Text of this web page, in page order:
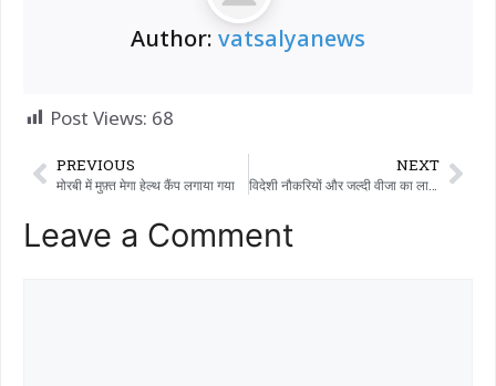
Author: vatsalyanews
Post Views: 68
PREVIOUS
मोरबी में मुफ़्त मेगा हेल्थ कैंप लगाया गया
NEXT
विदेशी नौकरियों और जल्दी वीजा का लालच देने वाली फर्जी एजेंसियों से सावधान रहें: साइबर एक्सपर्ट्स ने चेतावनी दी
Leave a Comment